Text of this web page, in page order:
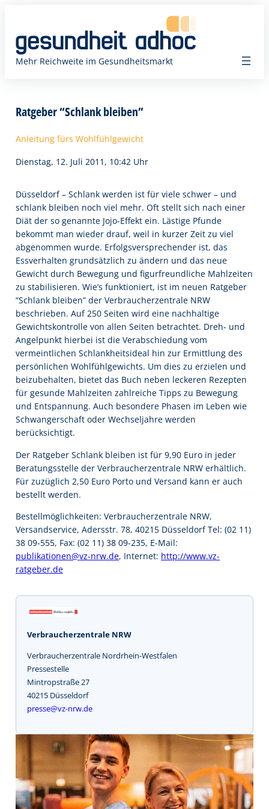
springen
Mehr Reichweite im Gesundheitsmarkt
Ratgeber “Schlank bleiben”
Anleitung fürs Wohlfühlgewicht
Dienstag, 12. Juli 2011, 10:42 Uhr
Düsseldorf – Schlank werden ist für viele schwer – und
schlank bleiben noch viel mehr. Oft stellt sich nach einer
Diät der so genannte Jojo-Effekt ein. Lästige Pfun­de
bekommt man wieder drauf, weil in kurzer Zeit zu viel
abgenommen wur­de. Erfolgsversprechender ist, das
Essverhalten grundsätzlich zu ändern und das neue
Gewicht durch Bewegung und figurfreundliche Mahlzeiten
zu stabilisieren. Wie’s funktioniert, ist im neuen Ratgeber
“Schlank bleiben” der Verbraucherzentrale NRW
beschrieben. Auf 250 Seiten wird eine nachhal­tige
Gewichtskontrolle von allen Seiten betrachtet. Dreh- und
Angelpunkt hierbei ist die Verabschiedung vom
vermeintlichen Schlankheitsideal hin zur Ermittlung des
persönlichen Wohlfühlgewichts. Um dies zu erzielen und
beizubehalten, bietet das Buch neben leckeren Rezepten
für gesunde Mahlzeiten zahlreiche Tipps zu Bewegung
und Entspannung. Auch beson­dere Phasen im Leben wie
Schwangerschaft oder Wechseljahre werden
berücksichtigt.
Der Ratgeber Schlank bleiben ist für 9,90 Euro in jeder
Beratungsstelle der Verbraucherzentrale NRW erhältlich.
Für zuzüglich 2,50 Euro Porto und Versand kann er auch
bestellt werden.
Bestellmöglichkeiten: Verbraucherzentrale NRW,
Versandservice, Adersstr. 78, 40215 Düsseldorf Tel: (02 11)
38 09-555, Fax: (02 11) 38 09-235, E-Mail:
publikationen@vz-nrw.de, Internet: http://www.vz-
ratgeber.de
Verbraucherzentrale NRW
Verbraucherzentrale Nordrhein-Westfalen
Pressestelle
Mintropstraße 27
40215 Düsseldorf
presse@vz-nrw.de